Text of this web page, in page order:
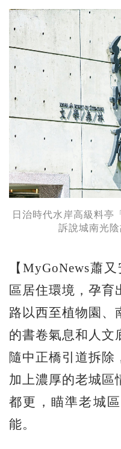
日治時代水岸高級料亭
訴說城南光
【MyGoNews蕭
區居住環境，孕育
路以西至植物園、
的書卷氣息和人文
隨中正橋引道拆除
加上濃厚的老城區
都更，瞄準老城
能。